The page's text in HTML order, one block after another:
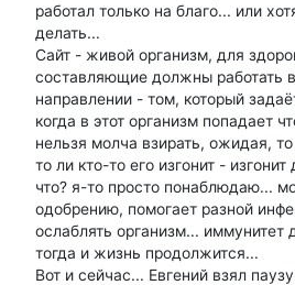
работал только на благо... или
делать...
Сайт - живой организм, для
составляющие должны работать
направлении - том, который
когда в этот организм попадает
нельзя молча взирать, ожидая,
то ли кто-то его изгонит -
что? я-то просто понаблюдаю...
одобрению, помогает разной
ослаблять организм... иммунитет
тогда и жизнь продолжится...
Вот и сейчас... Евгений взял